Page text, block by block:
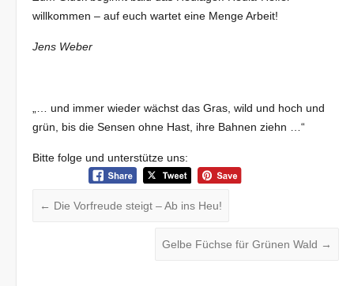
willkommen – auf euch wartet eine Menge Arbeit!
Jens Weber
„… und immer wieder wächst das Gras, wild und hoch und
grün, bis die Sensen ohne Hast, ihre Bahnen ziehn …“
Bitte folge und unterstütze uns:
← Die Vorfreude steigt – Ab ins Heu!
Gelbe Füchse für Grünen Wald →